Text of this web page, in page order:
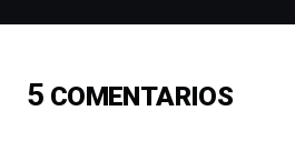
ciencia
de
5 COMENTARIOS